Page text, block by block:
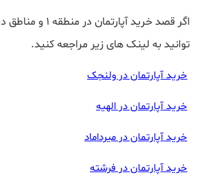
اگر قصد خرید
توانید به لینک های زیر مراجعه کنید.
خرید آپارتمان در ولنجک
خرید آپارتمان در الهیه
خرید آپارتمان در میرداماد
خرید آپارتمان در فرشته